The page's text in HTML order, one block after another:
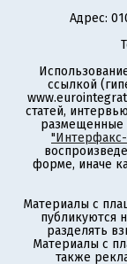
Адрес:
ссылкой
статей,
размещенные
форме, иначе
Материалы с
публикуются
разделять
Материалы с
также